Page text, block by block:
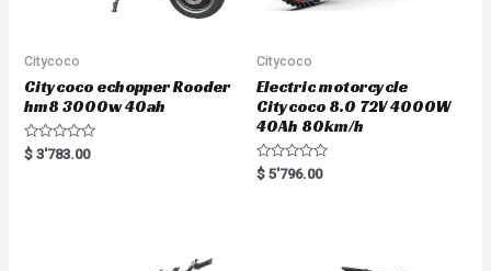
Citycoco
Citycoco echopper Rooder
hm8 3000w 40ah
R
a
$ 3'783.00
Citycoco
Electric motorcycle
Citycoco 8.0 72V 4000W
40Ah 80km/h
R
a
$ 5'796.00